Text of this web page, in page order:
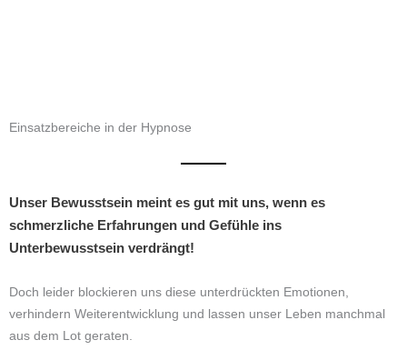
Einsatzbereiche in der Hypnose
Unser Bewusstsein meint es gut mit uns, wenn es
schmerzliche Erfahrungen und Gefühle ins
Unterbewusstsein verdrängt!
Doch leider blockieren uns diese unterdrückten Emotionen,
verhindern Weiterentwicklung und lassen unser Leben manchmal
aus dem Lot geraten.